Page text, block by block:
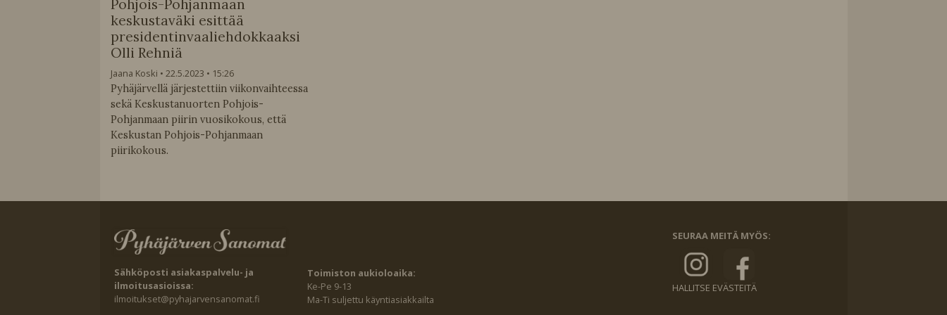
Pohjois-Pohjanmaan
keskustaväki esittää
presidentinvaaliehdokkaaksi
Olli Rehniä
Jaana Koski 22.5.2023
15:26
Pyhäjärvellä järjestettiin viikonvaihteessa
sekä Keskustanuorten Pohjois-
Pohjanmaan piirin vuosikokous, että
Keskustan Pohjois-Pohjanmaan
piirikokous.
Sähköposti asiakaspalvelu- ja
ilmoitusasioissa:
ilmoitukset@pyhajarvensanomat.fi
Toimiston aukioloaika:
Ke-Pe 9-13
Ma-Ti suljettu käyntiasiakkailta
SEURAA MEITÄ MYÖS:
HALLITSE EVÄSTEITÄ